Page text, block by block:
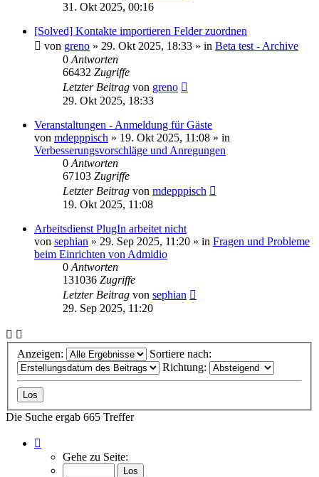
31. Okt 2025, 00:16
[Solved] Kontakte importieren Felder zuordnen
von greno » 29. Okt 2025, 18:33 » in Beta test - Archive
0 Antworten
66432 Zugriffe
Letzter Beitrag von greno
29. Okt 2025, 18:33
Veranstaltungen - Anmeldung für Gäste
von mdepppisch » 19. Okt 2025, 11:08 » in
Verbesserungsvorschläge und Anregungen
0 Antworten
67103 Zugriffe
Letzter Beitrag von mdepppisch
19. Okt 2025, 11:08
Arbeitsdienst PlugIn arbeitet nicht
von sephian » 29. Sep 2025, 11:20 » in Fragen und Probleme
beim Einrichten von Admidio
0 Antworten
131036 Zugriffe
Letzter Beitrag von sephian
29. Sep 2025, 11:20
Anzeigen:
Sortiere nach:
Richtung:
Die Suche ergab 665 Treffer
von
Gehe zu Seite: